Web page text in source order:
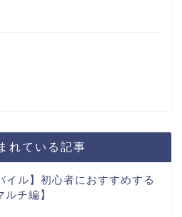
れている記事
イル】初心者におすすめする
チ編】